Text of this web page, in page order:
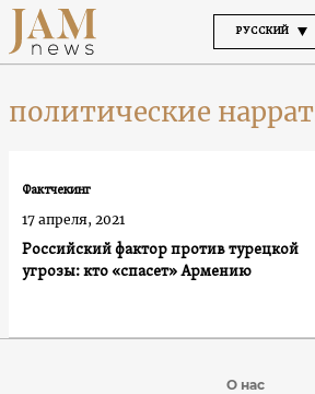
РУССКИЙ
политические
Российский фактор против турецкой
угрозы: кто «спасет» Армению
Фактчекинг
17 апреля, 2021
О нас